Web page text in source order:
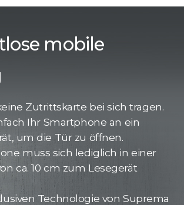
mobile
Zutrittskarte bei sich tragen.
Ihr Smartphone an ein
um die Tür zu öffnen.
muss sich lediglich in einer
ca. 10 cm zum Lesegerät
Technologie von Suprema